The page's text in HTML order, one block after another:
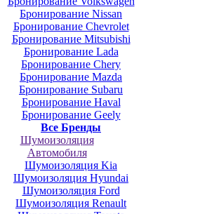
Бронирование Nissan
Бронирование Chevrolet
Бронирование Mitsubishi
Бронирование Lada
Бронирование Chery
Бронирование Mazda
Бронирование Subaru
Бронирование Haval
Бронирование Geely
Все Бренды
Шумоизоляция
Автомобиля
Шумоизоляция Kia
Шумоизоляция Hyundai
Шумоизоляция Ford
Шумоизоляция Renault